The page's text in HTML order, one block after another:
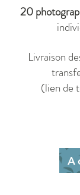
20
Livraison
(lien de